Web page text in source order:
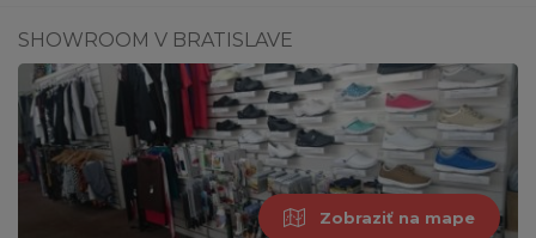
SHOWROOM V BRATISLAVE
Zobraziť na mape